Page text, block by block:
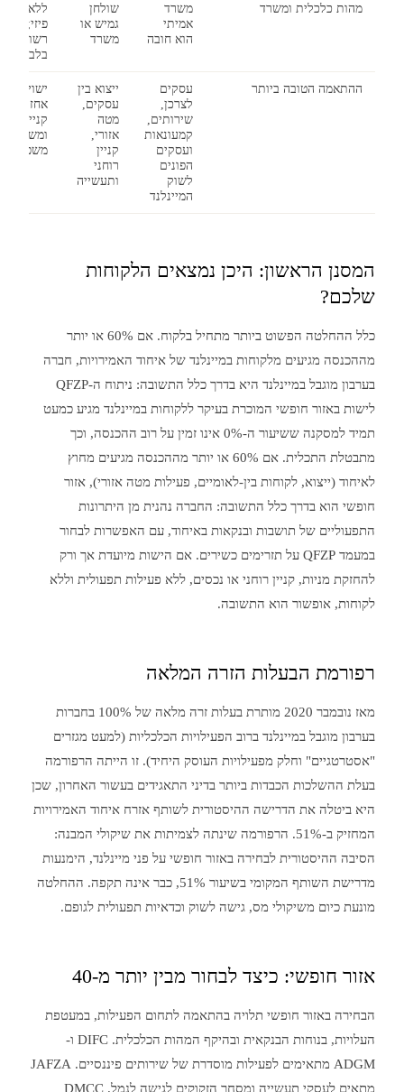
מהות כלכלית ומשרד
משרד
אמיתי
הוא חובה
שולחן
גמיש או
משרד
ללא
פיזי; נציג
רשום
בלבד
ההתאמה הטובה ביותר
עסקים
לצרכן,
שירותים,
קמעונאות
ועסקים
הפונים
לשוק
המיינלנד
ייצוא בין
עסקים,
מטה
אזורי,
קניין
רוחני
ותעשייה
ישויות
אחזקה,
קניין
ומשרד
משפחתי
המסנן הראשון: היכן נמצאים הלקוחות
שלכם?
כלל ההחלטה הפשוט ביותר מתחיל בלקוח. אם 60% או יותר
מההכנסה מגיעים מלקוחות במיינלנד של איחוד האמירויות, חברה
בערבון מוגבל במיינלנד היא בדרך כלל התשובה: ניתוח ה-QFZP
לישות באזור חופשי המוכרת בעיקר ללקוחות במיינלנד מגיע כמעט
תמיד למסקנה ששיעור ה-0% אינו זמין על רוב ההכנסה, וכך
מתבטלת התכלית. אם 60% או יותר מההכנסה מגיעים מחוץ
לאיחוד (ייצוא, לקוחות בין-לאומיים, פעילות מטה אזורי), אזור
חופשי הוא בדרך כלל התשובה: החברה נהנית מן היתרונות
התפעוליים של תושבות ובנקאות באיחוד, עם האפשרות לבחור
במעמד QFZP על תזרימים כשירים. אם הישות מיועדת אך ורק
להחזקת מניות, קניין רוחני או נכסים, ללא פעילות תפעולית וללא
לקוחות, אופשור הוא התשובה.
רפורמת הבעלות הזרה המלאה
מאז נובמבר 2020 מותרת בעלות זרה מלאה של 100% בחברות
בערבון מוגבל במיינלנד ברוב הפעילויות הכלכליות (למעט מגזרים
"אסטרטגיים" וחלק מפעילויות העוסק היחיד). זו הייתה הרפורמה
בעלת ההשלכות הכבדות ביותר בדיני התאגידים בעשור האחרון, שכן
היא ביטלה את הדרישה ההיסטורית לשותף אזרח איחוד האמירויות
המחזיק ב-51%. הרפורמה שינתה לצמיתות את שיקולי המבנה:
הסיבה ההיסטורית לבחירה באזור חופשי על פני מיינלנד, הימנעות
מדרישת השותף המקומי בשיעור 51%, כבר אינה תקפה. ההחלטה
מונעת כיום משיקולי מס, גישה לשוק וכדאיות תפעולית לגופם.
אזור חופשי: כיצד לבחור מבין יותר מ-40
הבחירה באזור חופשי תלויה בהתאמה לתחום הפעילות, במעטפת
העלויות, בנוחות הבנקאית ובהיקף המהות הכלכלית. DIFC ו-
ADGM מתאימים לפעילות מוסדרת של שירותים פיננסיים. JAFZA
מתאים לעסקי תעשייה ומסחר הזקוקים לגישה לנמל. DMCC